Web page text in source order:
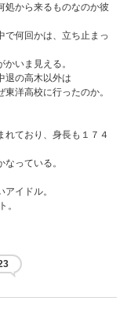
処から来るものなのか彼
で何回かは、立ち止まっ
いま見える。
退の高木以外は
洋高校に行ったのか。
れており、身長も１７４
っている。
イドル。
。